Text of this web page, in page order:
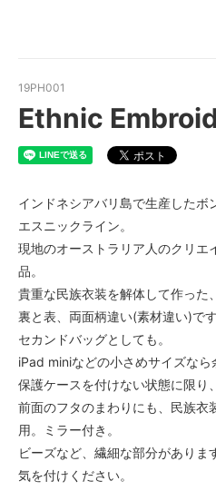
19PH001
Ethnic
インドネシアバリ島で生産したボ
エスニックライン。
現地のオーストラリア人のクリエ
品。
貴重な民族衣装を解体して作った
裏と表、両面柄違い(素材違い)です
セカンドバッグとしても。
iPad miniなどの小さめサイズなら
保護ケースを付けない状態に限り
前面のフタのまわりにも、民族衣
用。ミラー付き。
ビーズなど、繊細な部分がありま
気を付けください。